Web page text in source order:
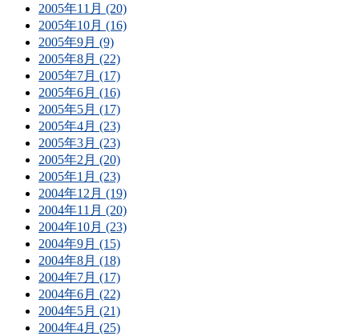
2005年11月 (20)
2005年10月 (16)
2005年9月 (9)
2005年8月 (22)
2005年7月 (17)
2005年6月 (16)
2005年5月 (17)
2005年4月 (23)
2005年3月 (23)
2005年2月 (20)
2005年1月 (23)
2004年12月 (19)
2004年11月 (20)
2004年10月 (23)
2004年9月 (15)
2004年8月 (18)
2004年7月 (17)
2004年6月 (22)
2004年5月 (21)
2004年4月 (25)